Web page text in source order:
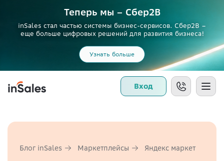
Теперь мы – Сбер2B
inSales стал частью системы бизнес-сервисов. Сбер2В –
еще больше цифровых решений для развития бизнеса!
Узнать больше
Вход
Блог inSales Маркетплейсы Яндекс маркет